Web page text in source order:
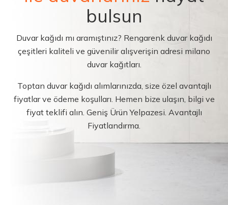
bulsun
Duvar kağıdı mı aramıştınız? Rengarenk duvar kağıdı
çeşitleri kaliteli ve güvenilir alışverişin adresi milano
duvar kağıtları.
Toptan duvar kağıdı alımlarınızda, size özel avantajlı
fiyatlar ve ödeme koşulları. Hemen bize ulaşın, bilgi ve
fiyat teklifi alın. Geniş Ürün Yelpazesi. Avantajlı
Fiyatlandırma.